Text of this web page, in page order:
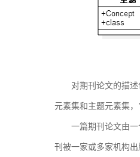
对期刊论文的描
元素集和主题元素集
一篇期刊论文由
刊被一家或多家机构